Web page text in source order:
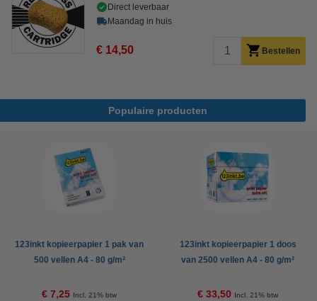
Direct leverbaar
Maandag in huis
€ 14,50 Bestellen
Populaire producten
123inkt kopieerpapier 1 pak van
500 vellen A4 - 80 g/m²
€ 7,25 Incl. 21% btw
123inkt kopieerpapier 1 doos
van 2500 vellen A4 - 80 g/m²
€ 33,50 Incl. 21% btw